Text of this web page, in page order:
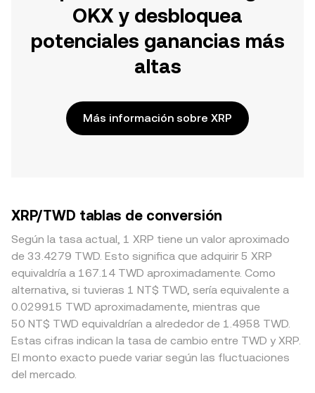
OKX y desbloquea
potenciales ganancias más
altas
Más información sobre XRP
XRP/TWD tablas de conversión
Según la tasa actual, 1 XRP tiene un valor aproximado
de 33.4279 TWD. Esto significa que adquirir 5 XRP
equivaldría a 167.14 TWD aproximadamente. Como
alternativa, si tuvieras 1 NT$ TWD, sería equivalente a
0.029915 TWD aproximadamente, mientras que
50 NT$ TWD equivaldrían a alrededor de 1.4958 TWD.
Estas cifras indican la tasa de cambio entre TWD y XRP.
El monto exacto puede variar según las fluctuaciones
del mercado.